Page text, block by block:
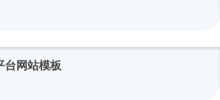
台网站模板